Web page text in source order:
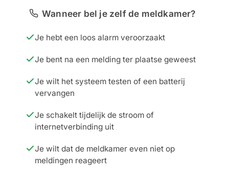
Wanneer bel je zelf de meldkamer?
Je hebt een loos alarm veroorzaakt
Je bent na een melding ter plaatse geweest
Je wilt het systeem testen of een batterij
vervangen
Je schakelt tijdelijk de stroom of
internetverbinding uit
Je wilt dat de meldkamer even niet op
meldingen reageert